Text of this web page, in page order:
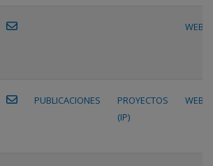
WEB
PUBLICACIONES
PROYECTOS
(IP)
WEB